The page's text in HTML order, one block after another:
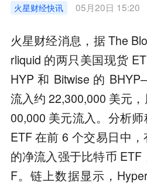
火星财经快讯 05月20日 15:20
火星财经消息，据 The
rliquid 的两只美国现货
HYP 和 Bitwise 的
流入约 22,300,000 美元
00,000 美元流入。分析
ETF 在前 6 个交易日中
的净流入强于比特币
F。链上数据显示，